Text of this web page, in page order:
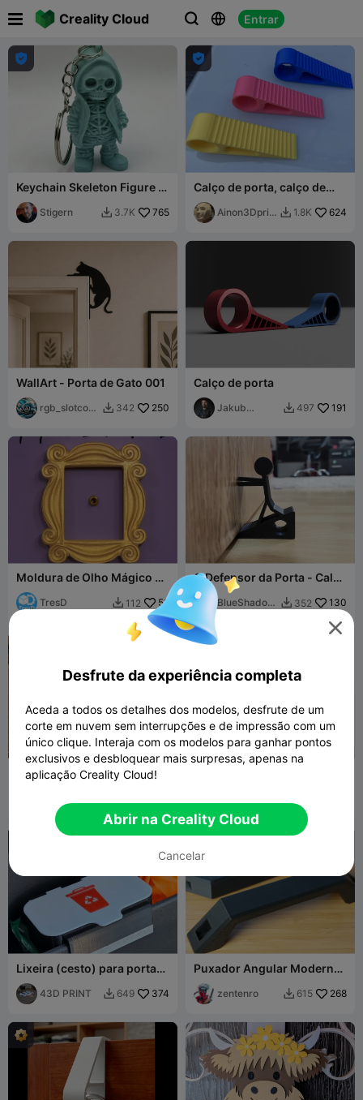
Creality Cloud   Entrar
 

Keychain Skeleton Figure in
Hoodie
Stigern  3.7K 765

Calço de porta, calço de
janela
Ainon3Dprin
 1.8K 624
WallArt - Porta de Gato 001
rgb_slotcove
 342 250
Calço de porta
Jakub
 497 191
Moldura de Olho Mágico da
Série Friends – Icônica
Moldura da Porta da
Monica
TresD  112 52
O Defensor da Porta - Calço
de Porta StickMan
BlueShadov
 352 130
Dobradiças Impressas no
Local
Lixeira (cesto) para porta
de carro
43D PRINT  649 374
Puxador Angular Moderno
de Montagem Frontal para
Gaveta ou Porta
zentenro  615 268

Desfrute da experiência completa
Aceda a todos os detalhes dos modelos, desfrute de um
corte em nuvem sem interrupções e de impressão com um
único clique. Interaja com os modelos para ganhar pontos
exclusivos e desbloquear mais surpresas, apenas na
aplicação Creality Cloud!
Abrir na Creality Cloud
Cancelar